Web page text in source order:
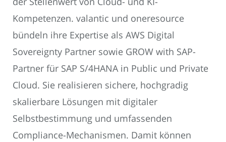
Kompetenzen. valantic und oneresource
bündeln ihre Expertise als AWS Digital
Sovereignty Partner sowie GROW with SAP-
Partner für SAP S/4HANA in Public und Private
Cloud. Sie realisieren sichere, hochgradig
skalierbare Lösungen mit digitaler
Selbstbestimmung und umfassenden
Compliance-Mechanismen. Damit können